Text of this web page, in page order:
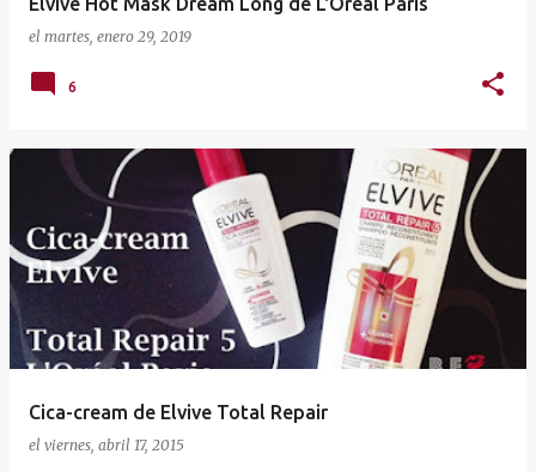
el martes, enero 29, 2019
6
Cica-cream de Elvive Total Repair
el viernes, abril 17, 2015